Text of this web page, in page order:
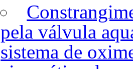
pela válvula
sistema de